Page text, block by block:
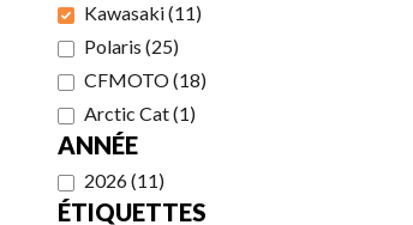
Kawasaki(11)
Polaris (25)
CFMOTO(18)
Arctic Cat(1)
ANNÉE
2026(11)
ÉTIQUETTES